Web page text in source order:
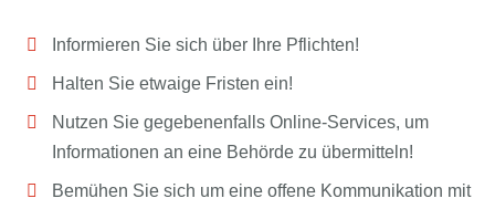
Informieren Sie sich über Ihre Pflichten!
Halten Sie etwaige Fristen ein!
Nutzen Sie gegebenenfalls Online-Services, um
Informationen an eine Behörde zu übermitteln!
Bemühen Sie sich um eine offene Kommunikation mit